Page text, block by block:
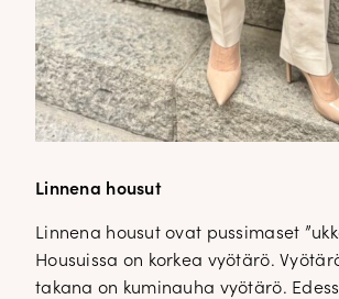
Linnena housut
Linnena housut ovat pussimaset
Housuissa on korkea vyötärö.
takana on kuminauha vyötärö.